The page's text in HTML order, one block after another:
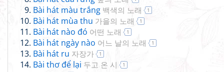
Bài hát màu trắng 백색의 노래 1
Bài hát mùa thu 가을의 노래 1
Bài hát nào đó 어떤 노래 1
Bài hát ngày nào 어느 날의 노래 1
Bài hát ru 자장가 1
Bài thơ để lại 두고 온 시 1